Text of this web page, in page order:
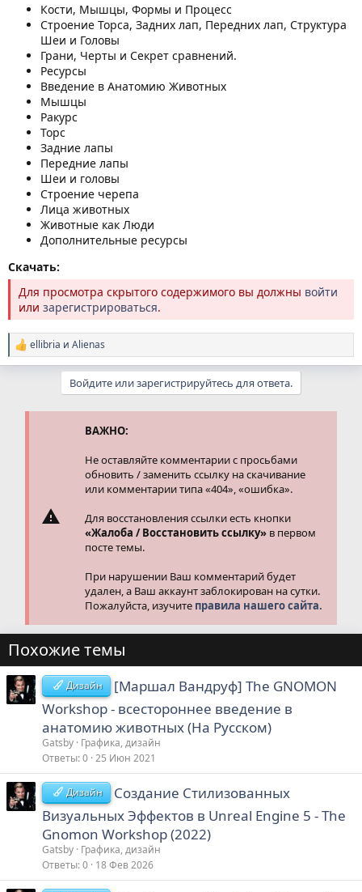
Кости, Мышцы, Формы и Процесс
Строение Торса, Задних лап, Передних лап, Структура
Шеи и Головы
Грани, Черты и Секрет сравнений.
Ресурсы
Введение в Анатомию Животных
Мышцы
Ракурс
Торс
Задние лапы
Передние лапы
Шеи и головы
Строение черепа
Лица животных
Животные как Люди
Дополнительные ресурсы
Скачать:
Для просмотра скрытого содержимого вы должны войти
или зарегистрироваться.
Р
е
ellibria и Alienas
Войдите или зарегистрируйтесь для ответа.
ВАЖНО:
Не оставляйте комментарии с просьбами
обновить / заменить ссылку на скачивание
или комментарии типа «404», «ошибка».
Для восстановления ссылки есть кнопки
«Жалоба / Восстановить ссылку» в первом
посте темы.
При нарушении Ваш комментарий будет
удален, а Ваш аккаунт заблокирован на сутки.
Пожалуйста, изучите правила нашего сайта.
Похожие темы
Дизайн
[Маршал Вандруф] The GNOMON
Workshop - всестороннее введение в
анатомию животных (На Русском)
Gatsby Графика, дизайн
Ответы 0 25 Июн 2021
Дизайн
Создание Стилизованных
Визуальных Эффектов в Unreal Engine 5 - The
Gnomon Workshop (2022)
Gatsby Графика, дизайн
Ответы 0 18 Фев 2026